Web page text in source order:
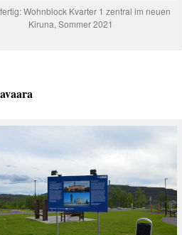
Wohnblock Kvarter 1 zentral im neuen
Kiruna, Sommer 2021